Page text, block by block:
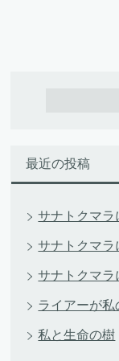
最近の投稿
サナトクマ
サナトクマ
サナトクマ
ライアーが
私と生命の樹